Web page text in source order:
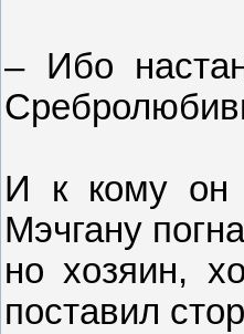
– Ибо
И к кому он
Мэчгану
но хозяин,
поставил